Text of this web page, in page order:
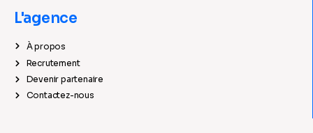
L'agence
À propos
Recrutement
Devenir partenaire
Contactez-nous